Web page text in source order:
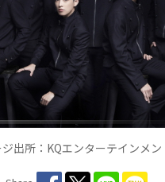
出所：KQエンターテインメン